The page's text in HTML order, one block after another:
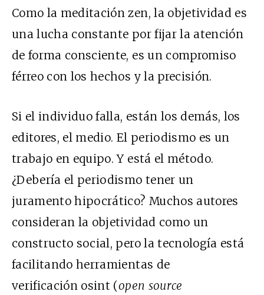
Como la meditación zen, la objetividad es
una lucha constante por fijar la atención
de forma consciente, es un compromiso
férreo con los hechos y la precisión.
Si el individuo falla, están los demás, los
editores, el medio. El periodismo es un
trabajo en equipo. Y está el método.
¿Debería el periodismo tener un
juramento hipocrático? Muchos autores
consideran la objetividad como un
constructo social, pero la tecnología está
facilitando herramientas de
verificación osint (open source